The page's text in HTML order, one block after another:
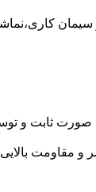
ثابت و
مقاومت